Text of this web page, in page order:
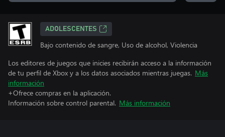
ADOLESCENTES
Bajo contenido de sangre, Uso de alcohol, Violencia
Los editores de juegos que inicies recibirán acceso a la información
de tu perfil de Xbox y a los datos asociados mientras juegas. Más
información
+Ofrece compras en la aplicación.
Información sobre control parental. Más información